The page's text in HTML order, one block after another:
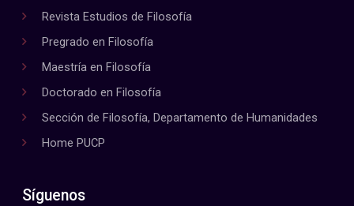
Revista Estudios de Filosofía
Pregrado en Filosofía
Maestría en Filosofía
Doctorado en Filosofía
Sección de Filosofía, Departamento de Humanidades
Home PUCP
Síguenos